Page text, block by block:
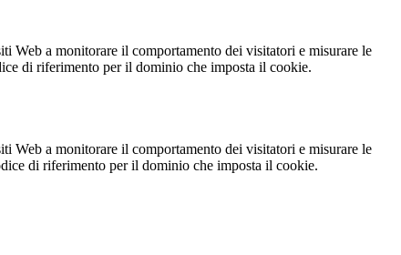
Web a monitorare il comportamento dei visitatori e misurare le
di riferimento per il dominio che imposta il cookie.
Web a monitorare il comportamento dei visitatori e misurare le
di riferimento per il dominio che imposta il cookie.